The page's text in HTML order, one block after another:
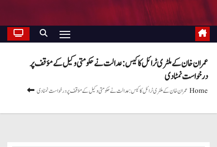
عمران خان کے ملٹری ٹرائل کا کیس: عدالت نے حکومتی وکیل کے مؤقف پر
درخواست نمٹادی
Homeعمران خان کے ملٹری ٹرائل کا کیس: عدالت نے حکومتی وکیل کے مؤقف پر درخواست نمٹادی